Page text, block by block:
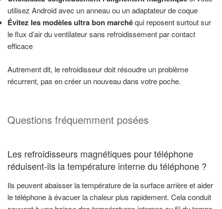
utilisez Android avec un anneau ou un adaptateur de coque
Évitez les modèles ultra bon marchéqui reposent surtout sur
le flux d’air du ventilateur sans refroidissement par contact
efficace
Autrement dit, le refroidisseur doit résoudre un problème
récurrent, pas en créer un nouveau dans votre poche.
Questions fréquemment posées
Les refroidisseurs magnétiques pour téléphone
réduisent-ils la température interne du téléphone ?
Ils peuvent abaisser la température de la surface arrière et aider
le téléphone à évacuer la chaleur plus rapidement. Cela conduit